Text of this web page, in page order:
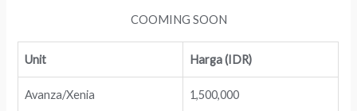
COOMING SOON
Unit Harga (IDR)
Avanza/Xenia 1,500,000